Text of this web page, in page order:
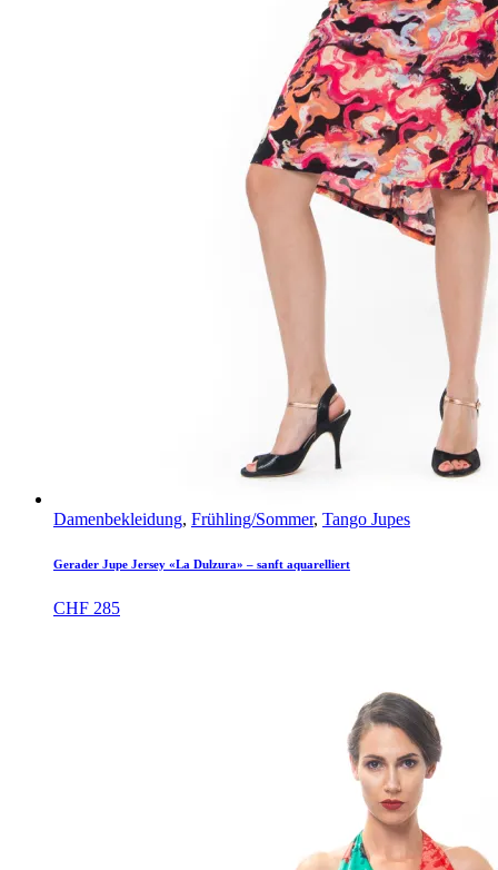
Damenbekleidung, Frühling/Sommer, Tango Jupes
Gerader Jupe Jersey «La Dulzura» – sanft aquarelliert
CHF 285